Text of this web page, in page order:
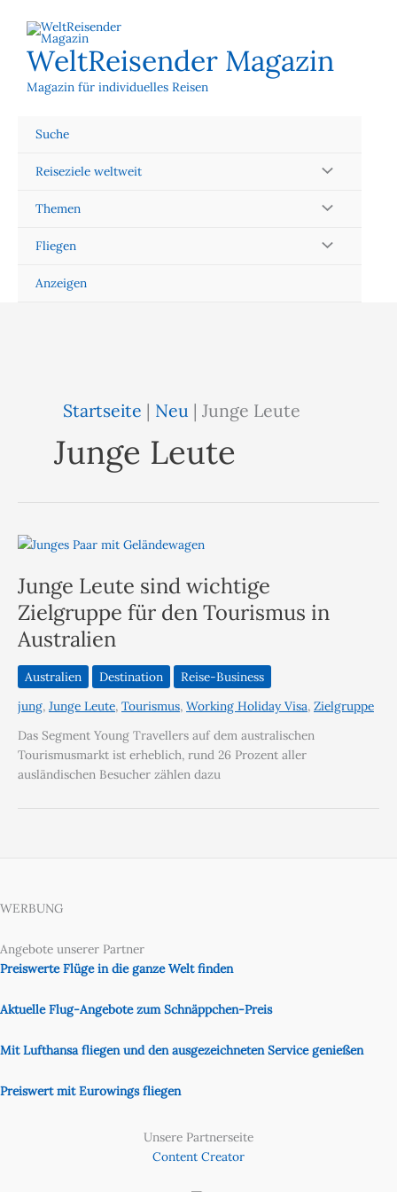
Inhalt
springenWeltReisender Magazin
Magazin für individuelles Reisen
Suche
Reiseziele weltweit
Themen
Fliegen
Anzeigen
Startseite | Neu |Junge Leute
Junge Leute
Junge Leute sind wichtige
Zielgruppe für den Tourismus in
Australien
Australien Destination
Reise-Business
jung, Junge Leute, Tourismus, Working Holiday Visa, Zielgruppe
Das Segment Young Travellers auf dem australischen
Tourismusmarkt ist erheblich, rund 26 Prozent aller
ausländischen Besucher zählen dazu
WERBUNG
Angebote unserer Partner
Preiswerte Flüge in die ganze Welt finden
Aktuelle Flug-Angebote zum Schnäppchen-Preis
Mit Lufthansa fliegen und den ausgezeichneten Service genießen
Preiswert mit Eurowings fliegen
Unsere Partnerseite
Content Creator